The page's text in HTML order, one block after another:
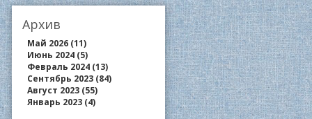
Архив
Май 2026 (11)
Июнь 2024 (5)
Февраль 2024 (13)
Сентябрь 2023 (84)
Август 2023 (55)
Январь 2023 (4)